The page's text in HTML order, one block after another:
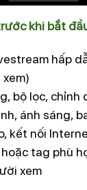
khi bắt
hấp
bộ lọc, chỉnh
ánh sáng,
kết nối
tag phù
xem